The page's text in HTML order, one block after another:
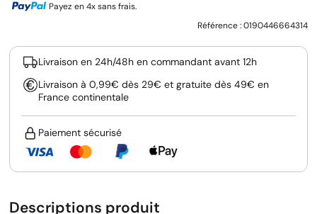
Payez en 4x sans frais.
Référence :0190446664314
Livraison en 24h/48h en commandant avant 12h
Livraison à 0,99€ dès 29€ et gratuite dès 49€ en
France continentale
Paiement sécurisé
Descriptions produit